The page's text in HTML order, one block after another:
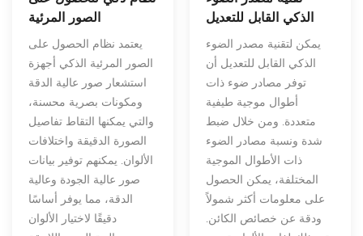
الصور المرئية
يعتمد نظام الحصول على
الصور المرئية الذكي أجهزة
استشعار صور عالية الدقة
ومكونات بصرية محسنة،
والتي يمكنها التقاط تفاصيل
الصورة الدقيقة واختلافات
الألوان. يمكنهم توفير بيانات
صور عالية الجودة وعالية
الدقة، مما يوفر أساسًا
دقيقًا لاختيار الألوان
الذكي القابل للتعديل
يمكن لتقنية مصدر الضوء
الذكي القابل للتعديل أن
توفر مصادر ضوء ذات
أطوال موجية طيفية
متعددة. ومن خلال ضبط
شدة ونسبة مصادر الضوء
ذات الأطوال الموجية
المختلفة، يمكن الحصول
على معلومات أكثر شمولاً
ودقة عن خصائص الكائن.